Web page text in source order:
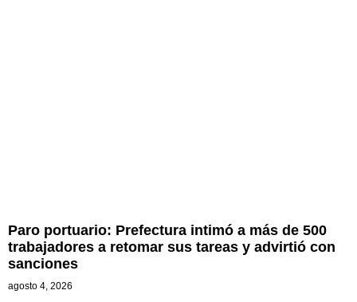
Paro portuario: Prefectura intimó a más de 500
trabajadores a retomar sus tareas y advirtió con
sanciones
agosto 4, 2026